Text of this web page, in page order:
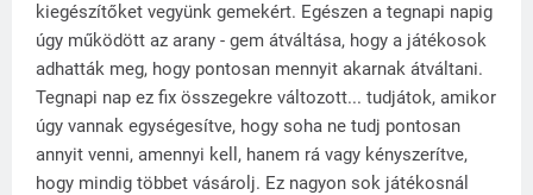
kiegészítőket vegyünk gemekért. Egészen a tegnapi napig
úgy működött az arany - gem átváltása, hogy a játékosok
adhatták meg, hogy pontosan mennyit akarnak átváltani.
Tegnapi nap ez fix összegekre változott... tudjátok, amikor
úgy vannak egységesítve, hogy soha ne tudj pontosan
annyit venni, amennyi kell, hanem rá vagy kényszerítve,
hogy mindig többet vásárolj. Ez nagyon sok játékosnál